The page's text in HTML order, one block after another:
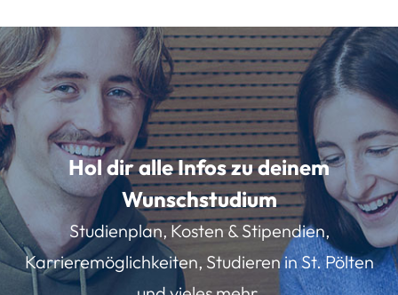
Hol dir alle Infos zu deinem
Wunschstudium
Studienplan, Kosten & Stipendien,
Karrieremöglichkeiten, Studieren in St. Pölten